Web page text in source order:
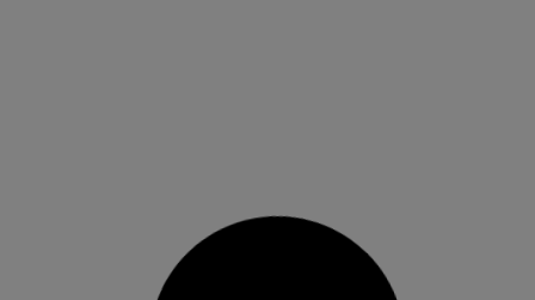
En l’última vesprada de l’estiu 2018, la del
passat 22 de setembre, Burjassot va viure la
seua particular festa de l’atletisme popular i
solidari amb la celebració de la 10K Solidària